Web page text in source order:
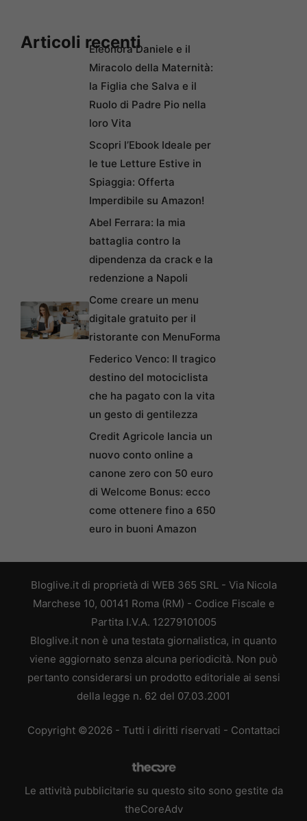
Articoli recentiEleonora Daniele e il
Miracolo della Maternità:
la Figlia che Salva e il
Ruolo di Padre Pio nella
loro Vita
Scopri l’Ebook Ideale per
le tue Letture Estive in
Spiaggia: Offerta
Imperdibile su Amazon!
Abel Ferrara: la mia
battaglia contro la
dipendenza da crack e la
redenzione a Napoli
Come creare un menu
digitale gratuito per il
ristorante con MenuForma
Federico Venco: Il tragico
destino del motociclista
che ha pagato con la vita
un gesto di gentilezza
Credit Agricole lancia un
nuovo conto online a
canone zero con 50 euro
di Welcome Bonus: ecco
come ottenere fino a 650
euro in buoni Amazon
Bloglive.it di proprietà di WEB 365 SRL - Via Nicola
Marchese 10, 00141 Roma (RM) - Codice Fiscale e
Partita I.V.A. 12279101005
Bloglive.it non è una testata giornalistica, in quanto
viene aggiornato senza alcuna periodicità. Non può
pertanto considerarsi un prodotto editoriale ai sensi
della legge n. 62 del 07.03.2001
Copyright ©2026 - Tutti i diritti riservati - Contattaci
Le attività pubblicitarie su questo sito sono gestite da
theCoreAdv